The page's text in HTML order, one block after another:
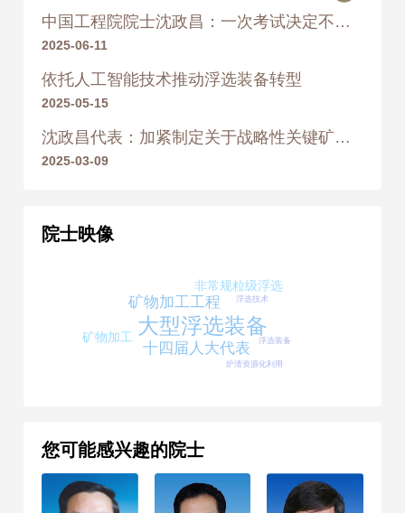
2012年荣获 国家科学技术进步
奖 二等奖
2014
技术进步奖 一等奖
会杰出工程师奖
2019年荣获 何梁何利基金科学与技
术创新奖
技术进步奖 一等奖
2023
中国工程院院士沈政昌：一次考试决定不了人生上限
2025-06-11
依托人工智能技术推动浮选装备转型
2025-05-15
沈政昌代表：加紧制定关于战略性关键矿产开发利用的政策举措
2025-03-09
院士映像
大型浮选装备
矿物加工工程
十四届人大代表
非常规粒级浮选
矿物加工 浮选装备
浮选技术
炉渣资源化利用
您可能感兴趣的院士